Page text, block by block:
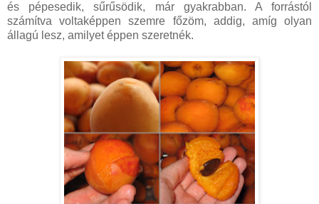
és pépesedik, sűrűsödik, már gyakrabban. A forrástól
számítva voltaképpen szemre főzöm, addig, amíg olyan
állagú lesz, amilyet éppen szeretnék.